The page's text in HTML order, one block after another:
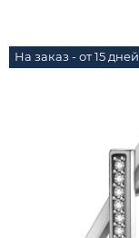
На заказ - от 15 дней